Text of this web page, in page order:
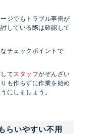
ジでもトラブル事例が
している際は確認して
チェックポイントで
てスタッフがぞんざい
も作らずに作業を始め
にしましょう。
らいやすい不用